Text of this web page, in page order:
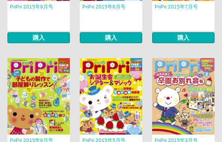
PriPri 2015年9月号
購入
PriPri 2015年8月号
購入
PriPri 2015年7月号
購入
PriPri 2015年6月号 PriPri 2015年5月号 PriPri 2015年3月号